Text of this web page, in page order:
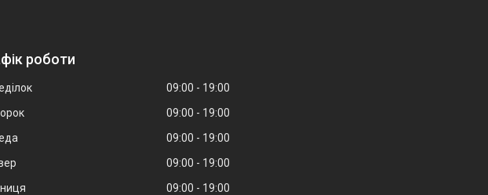
роботи
09:00
19:00
09:00
19:00
09:00
19:00
09:00
19:00
09:00
19:00